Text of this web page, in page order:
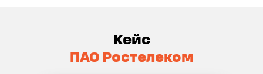
Кейс
ПАО Ростелеком